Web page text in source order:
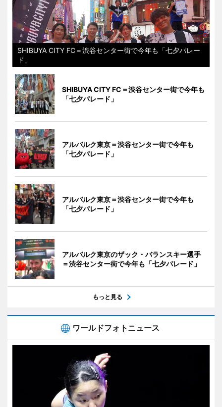
SHIBUYA CITY FC＝渋谷センター街で今年も「七夕パレー
ド」
SHIBUYA CITY FC＝渋谷センター街で今年も
「七夕パレード」
アルバルク東京＝渋谷センター街で今年も
「七夕パレード」
アルバルク東京＝渋谷センター街で今年も
「七夕パレード」
アルバルク東京のザック・バランスキー選手
＝渋谷センター街で今年も「七夕パレード」
もっと見る
ワールドフォトニュース